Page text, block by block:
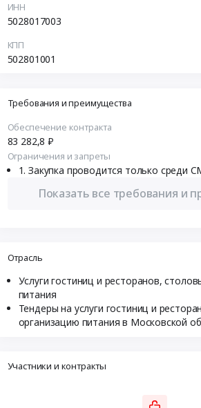
ИНН
5028017003
КПП
502801001
Требования и преимущества
Обеспечение контракта
83 282,8 ₽
Ограничения и запреты
Закупка проводится только среди
Показать все требования и
Отрасль
Услуги гостиниц и ресторанов,
питания
Тендеры на услуги гостиниц и
организацию питания в Московской
Участники и контракты